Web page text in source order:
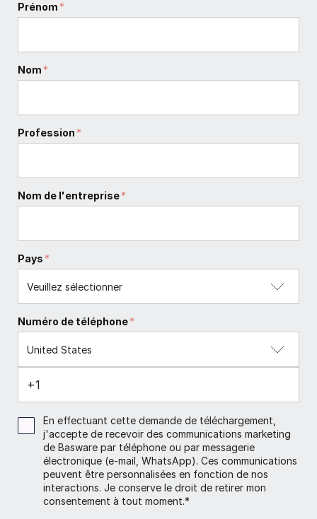
Prénom *
Nom *
Profession *
Nom de l'entreprise*
Pays *
Numéro de téléphone*
En effectuant cette demande de téléchargement,
j'accepte de recevoir des communications marketing
de Basware par téléphone ou par messagerie
électronique (e-mail, WhatsApp). Ces communications
peuvent être personnalisées en fonction de nos
interactions. Je conserve le droit de retirer mon
consentement à tout moment.*